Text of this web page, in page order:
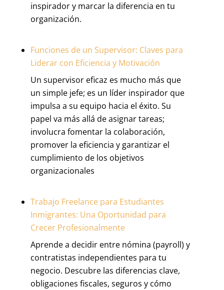
inspirador y marcar la diferencia en tu
organización.
Funciones de un Supervisor: Claves para
Liderar con Eficiencia y Motivación
Un supervisor eficaz es mucho más que
un simple jefe; es un líder inspirador que
impulsa a su equipo hacia el éxito. Su
papel va más allá de asignar tareas;
involucra fomentar la colaboración,
promover la eficiencia y garantizar el
cumplimiento de los objetivos
organizacionales
Trabajo Freelance para Estudiantes
Inmigrantes: Una Oportunidad para
Crecer Profesionalmente
Aprende a decidir entre nómina (payroll) y
contratistas independientes para tu
negocio. Descubre las diferencias clave,
obligaciones fiscales, seguros y cómo